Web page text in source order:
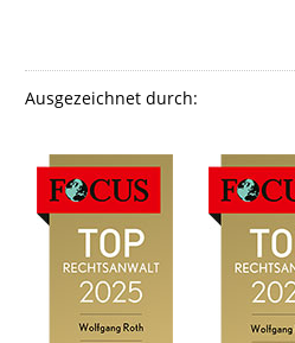
Ausgezeichnet durch: